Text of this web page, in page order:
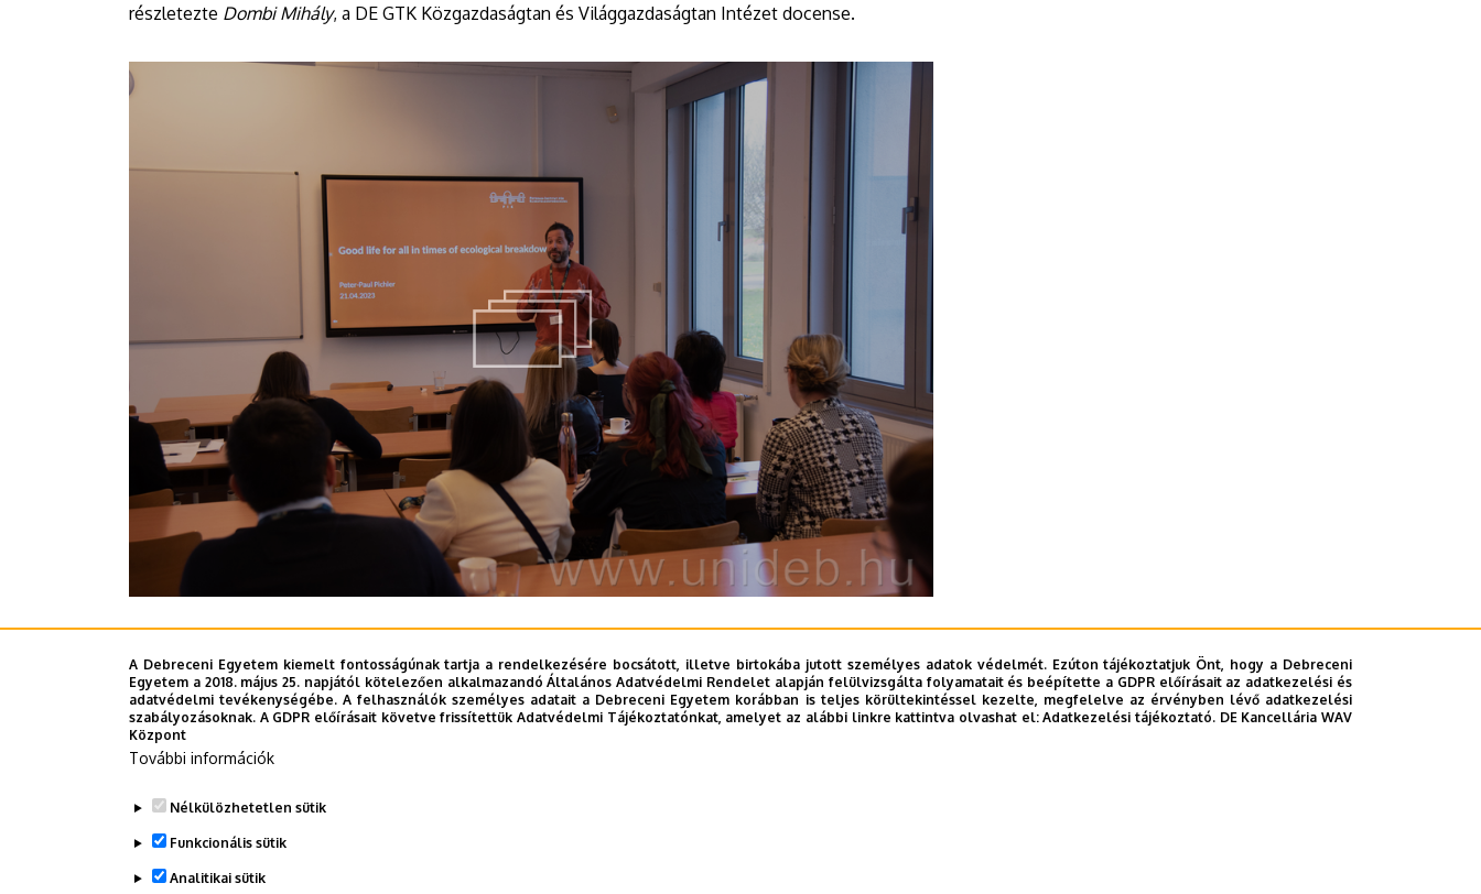
részletezte Dombi Mihály, a DE GTK Közgazdaságtan és Világgazdaságtan Intézet docense.
Az egésznapos angol nyelvű tanácskozás zárásaként kerekasztalbeszélgetésen vitatták meg a
tudománykommunikáció aktuális kérdéseit.
Sajtóközpont - TB
A Debreceni Egyetem kiemelt fontosságúnak tartja a rendelkezésére bocsátott, illetve birtokába jutott személyes adatok védelmét. Ezúton tájékoztatjuk Önt, hogy a Debreceni
Egyetem a 2018. május 25. napjától kötelezően alkalmazandó Általános Adatvédelmi Rendelet alapján felülvizsgálta folyamatait és beépítette a GDPR előírásait az adatkezelési és
adatvédelmi tevékenységébe. A felhasználók személyes adatait a Debreceni Egyetem korábban is teljes körültekintéssel kezelte, megfelelve az érvényben lévő adatkezelési
szabályozásoknak. A GDPR előírásait követve frissítettük Adatvédelmi Tájékoztatónkat, amelyet az alábbi linkre kattintva olvashat el:Adatkezelési tájékoztató. DE Kancellária WAV
Központ
További információk
Nélkülözhetetlen sütik
Funkcionális sütik
Analitikai sütik